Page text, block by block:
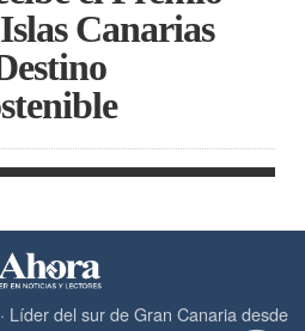
Canarias
Líder del sur de Gran Canaria desde